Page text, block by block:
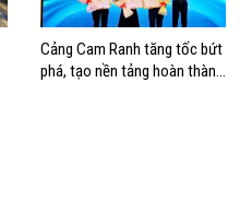
Cảng Cam Ranh tăng tốc bứt
phá, tạo nền tảng hoàn thành